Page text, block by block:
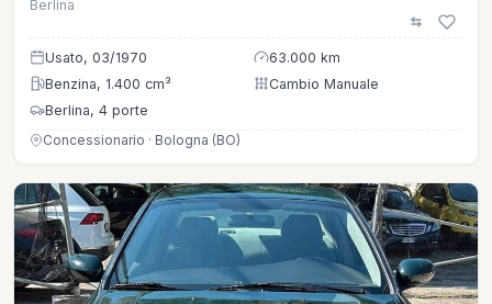
Berlina
Usato, 03/1970
63.000 km
Benzina, 1.400 cm³
Cambio Manuale
Berlina, 4 porte
Concessionario · Bologna (BO)